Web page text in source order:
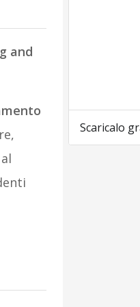
and
Scaricalo